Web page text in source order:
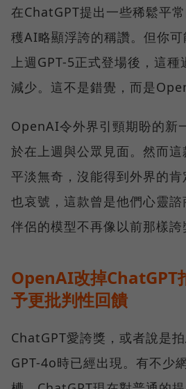
在ChatGPT提出一些稀鬆平
穫AI略顯浮誇的稱讚。但你
上週GPT-5正式登場後，這
減少。這不是錯覺，而是
OpenAI令外界引頸期盼的新
於在上週與公眾見面。然而
平淡無奇，沒能得到外界的
也哀號，這款曾是他們心靈
伴侶的模型不再像以前那樣誇
OpenAI改掉ChatGPT
予更批判性回饋
ChatGPT愛誇獎，或者說是
GPT-4o時已經出現。有不少